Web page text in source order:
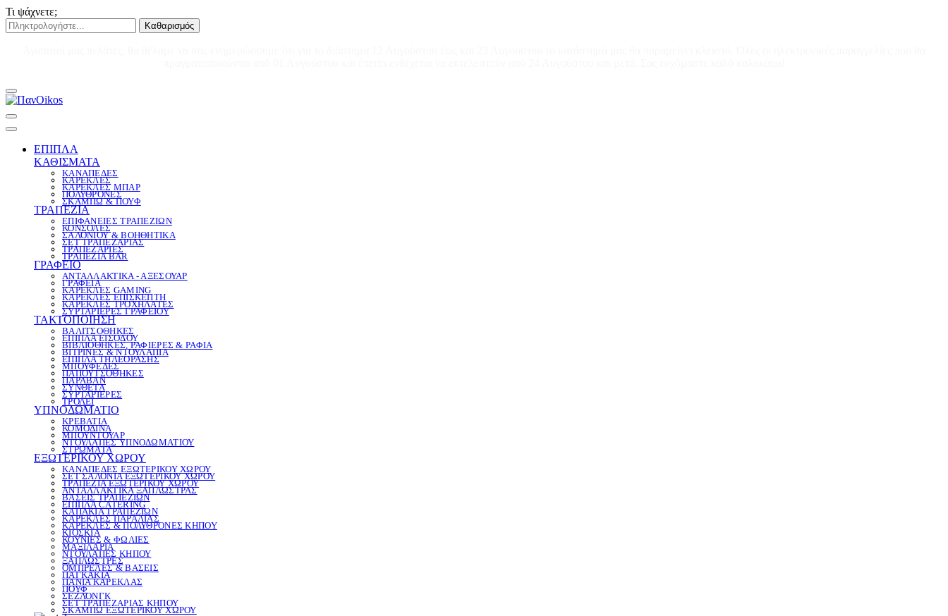
Τι ψάχνετε;
Καθαρισμός
ΕΠΙΠΛΑ
ΚΑΘΙΣΜΑΤΑ
ΚΑΝΑΠΕΔΕΣ
ΚΑΡΕΚΛΕΣ
ΚΑΡΕΚΛΕΣ ΜΠΑΡ
ΠΟΛΥΘΡΟΝΕΣ
ΣΚΑΜΠΩ & ΠΟΥΦ
ΤΡΑΠΕΖΙΑ
ΕΠΙΦΑΝΕΙΕΣ ΤΡΑΠΕΖΙΩΝ
ΚΟΝΣΟΛΕΣ
ΣΑΛΟΝΙΟΥ & ΒΟΗΘΗΤΙΚΑ
ΣΕΤ ΤΡΑΠΕΖΑΡΙΑΣ
ΤΡΑΠΕΖΑΡΙΕΣ
ΤΡΑΠΕΖΙΑ BAR
ΓΡΑΦΕΙΟ
ΑΝΤΑΛΛΑΚΤΙΚΑ - ΑΞΕΣΟΥΑΡ
ΓΡΑΦΕΙΑ
ΚΑΡΕΚΛΕΣ GAMING
ΚΑΡΕΚΛΕΣ ΕΠΙΣΚΕΠΤΗ
ΚΑΡΕΚΛΕΣ ΤΡΟΧΗΛΑΤΕΣ
ΣΥΡΤΑΡΙΕΡΕΣ ΓΡΑΦΕΙΟΥ
ΤΑΚΤΟΠΟΙΗΣΗ
ΒΑΛΙΤΣΟΘΗΚΕΣ
ΕΠΙΠΛΑ ΕΙΣΟΔΟΥ
ΒΙΒΛΙΟΘΗΚΕΣ, ΡΑΦΙΕΡΕΣ & ΡΑΦΙΑ
ΒΙΤΡΙΝΕΣ & ΝΤΟΥΛΑΠΙΑ
ΕΠΙΠΛΑ ΤΗΛΕΟΡΑΣΗΣ
ΜΠΟΥΦΕΔΕΣ
ΠΑΠΟΥΤΣΟΘΗΚΕΣ
ΠΑΡΑΒΑΝ
ΣΥΝΘΕΤΑ
ΣΥΡΤΑΡΙΕΡΕΣ
ΤΡΟΛΕΪ
ΥΠΝΟΔΩΜΑΤΙΟ
ΚΡΕΒΑΤΙΑ
ΚΟΜΟΔΙΝΑ
ΜΠΟΥΝΤΟΥΑΡ
ΝΤΟΥΛΑΠΕΣ ΥΠΝΟΔΩΜΑΤΙΟΥ
ΣΤΡΩΜΑΤΑ
ΕΞΩΤΕΡΙΚΟΥ ΧΩΡΟΥ
ΚΑΝΑΠΕΔΕΣ ΕΞΩΤΕΡΙΚΟΥ ΧΩΡΟΥ
ΣΕΤ ΣΑΛΟΝΙΑ ΕΞΩΤΕΡΙΚΟΥ ΧΩΡΟΥ
ΤΡΑΠΕΖΙΑ ΕΞΩΤΕΡΙΚΟΥ ΧΩΡΟΥ
ΑΝΤΑΛΛΑΚΤΙΚΑ ΞΑΠΛΩΣΤΡΑΣ
ΒΑΣΕΙΣ ΤΡΑΠΕΖΙΩΝ
ΕΠΙΠΛΑ CATERING
ΚΑΠΑΚΙΑ ΤΡΑΠΕΖΙΩΝ
ΚΑΡΕΚΛΕΣ ΠΑΡΑΛΙΑΣ
ΚΑΡΕΚΛΕΣ & ΠΟΛΥΘΡΟΝΕΣ ΚΗΠΟΥ
ΚΙΟΣΚΙΑ
ΚΟΥΝΙΕΣ & ΦΩΛΙΕΣ
ΜΑΞΙΛΑΡΙΑ
ΝΤΟΥΛΑΠΕΣ ΚΗΠΟΥ
ΞΑΠΛΩΣΤΡΕΣ
ΟΜΠΡΕΛΕΣ & ΒΑΣΕΙΣ
ΠΑΓΚΑΚΙΑ
ΠΑΝΙΑ ΚΑΡΕΚΛΑΣ
ΠΟΥΦ
ΣΕΖΛΟΝΓΚ
ΣΕΤ ΤΡΑΠΕΖΑΡΙΑΣ ΚΗΠΟΥ
ΣΚΑΜΠΩ ΕΞΩΤΕΡΙΚΟΥ ΧΩΡΟΥ